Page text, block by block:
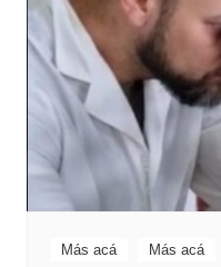
Más acá Más acá